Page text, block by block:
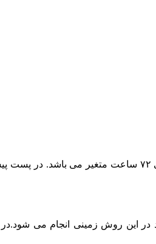
در حال حاضر پست پیشتاز مطمئن ترین روش ارسال است و بسته به بعد مسافت مقصد ارسال مرسوله زمان تحویل
این روش زمینی انجام می شود.در